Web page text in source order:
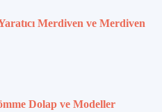
Merdiven ve Merdiven
Dolap ve Modeller